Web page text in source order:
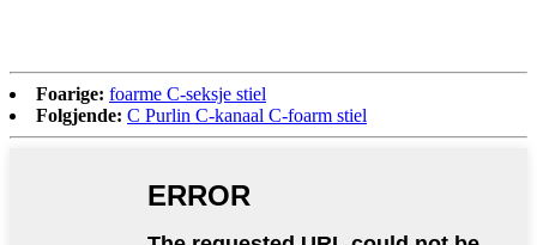
Foarige: foarme C-seksje stiel
Folgjende: C Purlin C-kanaal C-foarm stiel